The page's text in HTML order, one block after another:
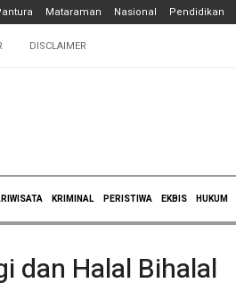
Mataraman Nasional Pendidikan
DISCLAIMER
KRIMINAL PERISTIWA EKBIS HUKUM
dan Halal Bihalal